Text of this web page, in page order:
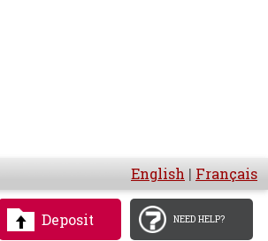
English | Français
Deposit NEED HELP?